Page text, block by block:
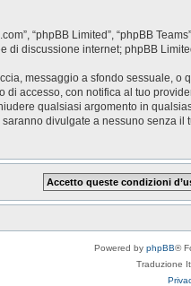
“phpBB Limited”, “phpBB
di discussione internet; phpBB
messaggio a sfondo sessuale,
accesso, con notifica al tuo
qualsiasi argomento in
divulgate a nessuno senza
Powered by phpBB®
Traduzione